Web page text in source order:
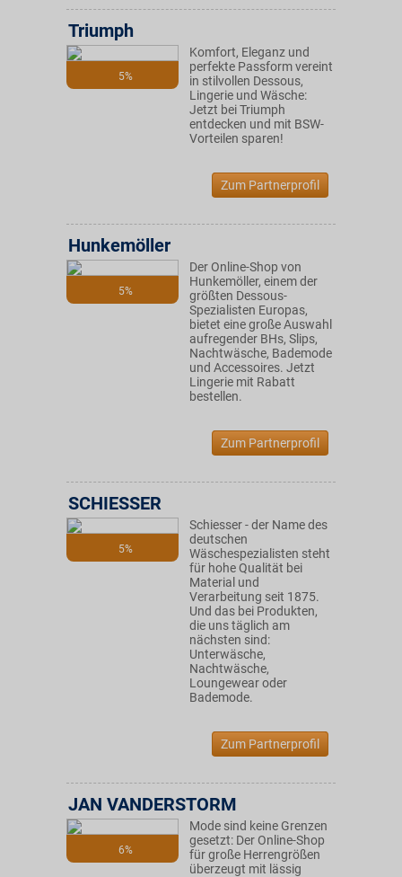
5%
Triumph
Komfort, Eleganz und
perfekte Passform vereint
in stilvollen Dessous,
Lingerie und Wäsche:
Jetzt bei Triumph
entdecken und mit BSW-
Vorteilen sparen!
Zum Partnerprofil
5%
Hunkemöller
Der Online-Shop von
Hunkemöller, einem der
größten Dessous-
Spezialisten Europas,
bietet eine große Auswahl
aufregender BHs, Slips,
Nachtwäsche, Bademode
und Accessoires. Jetzt
Lingerie mit Rabatt
bestellen.
Zum Partnerprofil
5%
SCHIESSER
Schiesser - der Name des
deutschen
Wäschespezialisten steht
für hohe Qualität bei
Material und
Verarbeitung seit 1875.
Und das bei Produkten,
die uns täglich am
nächsten sind:
Unterwäsche,
Nachtwäsche,
Loungewear oder
Bademode.
Zum Partnerprofil
6%
JAN VANDERSTORM
Mode sind keine Grenzen
gesetzt: Der Online-Shop
für große Herrengrößen
überzeugt mit lässig